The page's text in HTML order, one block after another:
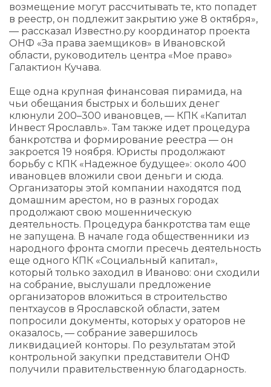
возмещение могут рассчитывать те, кто попадет
в реестр, он подлежит закрытию уже 8 октября»,
— рассказал Известно.ру координатор проекта
ОНФ «За права заемщиков» в Ивановской
области, руководитель центра «Мое право»
Галактион Кучава.
Еще одна крупная финансовая пирамида, на
чьи обещания быстрых и больших денег
клюнули 200–300 ивановцев, — КПК «Капитал
Инвест Ярославль». Там также идет процедура
банкротства и формирование реестра — он
закроется 19 ноября. Юристы продолжают
борьбу с КПК «Надежное будущее»: около 400
ивановцев вложили свои деньги и сюда.
Организаторы этой компании находятся под
домашним арестом, но в разных городах
продолжают свою мошенническую
деятельность. Процедура банкротства там еще
не запущена. В начале года общественники из
народного фронта смогли пресечь деятельность
еще одного КПК «Социальный капитал»,
который только заходил в Иваново: они сходили
на собрание, выслушали предложение
организаторов вложиться в строительство
пентхаусов в Ярославской области, затем
попросили документы, которых у ораторов не
оказалось, — собрание завершилось
ликвидацией конторы. По результатам этой
контрольной закупки представители ОНФ
получили правительственную благодарность.